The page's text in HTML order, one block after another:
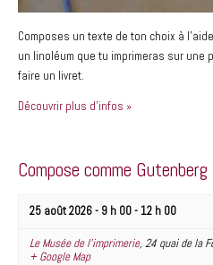
Composes un texte de ton choix à
un linoléum que tu imprimeras sur une
faire un livret.
Découvrir plus d'infos »
Compose comme Gutenberg
25 août 2026 - 9 h 00- 12 h 00
Le Musée de l’imprimerie, 24 quai de la
+ Google Map